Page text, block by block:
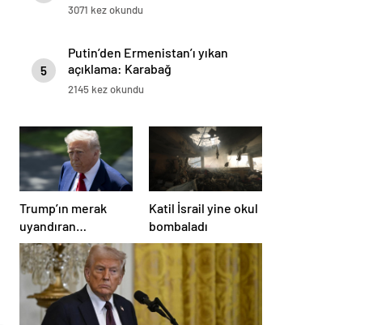
3071 kez okundu
5
Putin’den Ermenistan’ı yıkan
açıklama: Karabağ
Azerbaycan’ın ayrılmaz bir
2145 kez okundu
Trump’ın merak
uyandıran
paylaşımının sağlık
sistemiyle ilgili
kararname olduğu
anlaşıldı
Katil İsrail yine okul
bombaladı